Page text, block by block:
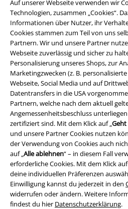
Auf unserer Webseite verwenden wir
Technologien, zusammen „Cookies“.
Informationen über Nutzer, ihr
Cookies stammen zum Teil von uns
Partnern. Wir und unsere Partner
Webseite zuverlässig und sicher zu
Personalisierung unseres Shops, zur
Marketingzwecken (z. B.
Webseite, Social Media und auf
Datentransfers in die USA
Partnern, welche nach dem aktuell
Angemessenheitsbeschluss
zertifiziert sind. Mit dem Klick auf „Geht
und unsere Partner Cookies nutzen
der Verwendung von Cookies auch
auf „Alle ablehnen“ – in diesem Fall
erforderliche Cookies. Mit dem Klick
deine individuellen Präferenzen
Einwilligung kannst du jederzeit in den
widerrufen oder ändern. Weitere
findest du hier Datenschutzerklärung.
Rechtliches
AGB
Impressum
Datenschutz
Entsorgung und Umweltschutz
Konformitätserklärung